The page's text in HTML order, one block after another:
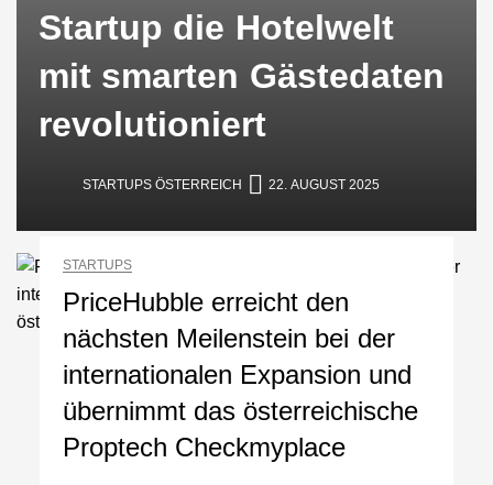
Startup die Hotelwelt
mit smarten Gästedaten
revolutioniert
STARTUPS ÖSTERREICH 22. AUGUST 2025
STARTUPS
PriceHubble erreicht den
nächsten Meilenstein bei der
internationalen Expansion und
übernimmt das österreichische
Proptech Checkmyplace